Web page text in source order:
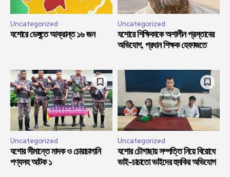
Uncategorized
যশোরে ডেঙ্গুতে আক্রান্ত ১৬ জন
Uncategorized
যশোরে শিক্ষিকাকে অশালীন প্রস্তাবের
অভিযোগ, প্রধান শিক্ষক হেফাজতে
Uncategorized
যশোর সীমান্তে মাদক ও চোরাচালানি
পণ্যসহ আটক ১
Uncategorized
যশোর চৌগাছায় সম্পত্তি নিয়ে বিরোধে
ভাই-চাচাতো ভাইদের হুমকির অভিযোগ